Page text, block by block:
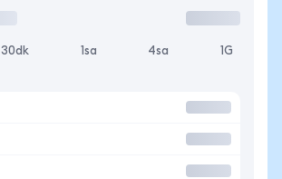
30dk 1sa 4sa 1G